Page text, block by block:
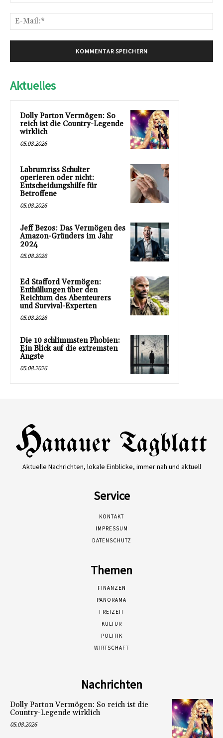
Aktuelles
Dolly Parton Vermögen: So
reich ist die Country-Legende
wirklich
05.08.2026
Labrumriss Schulter
operieren oder nicht:
Entscheidungshilfe für
Betroffene
05.08.2026
Jeff Bezos: Das Vermögen des
Amazon-Gründers im Jahr
2024
05.08.2026
Ed Stafford Vermögen:
Enthüllungen über den
Reichtum des Abenteurers
und Survival-Experten
05.08.2026
Die 10 schlimmsten Phobien:
Ein Blick auf die extremsten
Ängste
05.08.2026
Aktuelle Nachrichten, lokale Einblicke, immer nah und aktuell
Service
KONTAKT
IMPRESSUM
DATENSCHUTZ
Themen
FINANZEN
PANORAMA
FREIZEIT
KULTUR
POLITIK
WIRTSCHAFT
Nachrichten
Dolly Parton Vermögen: So reich ist die
Country-Legende wirklich
05.08.2026